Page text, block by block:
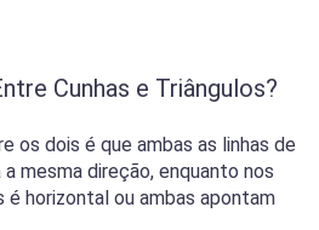
Cunhas e Triângulos?
os dois é que ambas as linhas de
mesma direção, enquanto nos
é horizontal ou ambas apontam